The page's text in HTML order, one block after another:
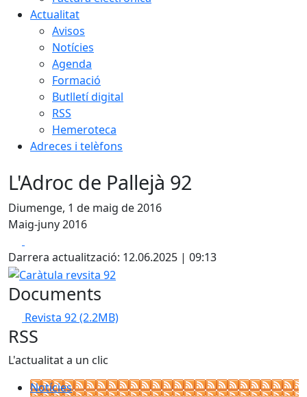
Actualitat
Avisos
Notícies
Agenda
Formació
Butlletí digital
RSS
Hemeroteca
Adreces i telèfons
L'Adroc de Pallejà 92
Diumenge, 1 de maig de 2016
Maig-juny 2016
Darrera actualització: 12.06.2025 | 09:13
Caràtula revsita 92
Documents
Revista 92(2.2MB)
RSS
L'actualitat a un clic
Notícies